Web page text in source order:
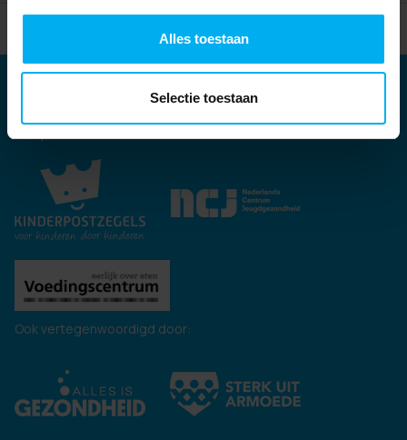
Alles toestaan
Selectie toestaan
Kernpartners:
Ook vertegenwoordigd door: